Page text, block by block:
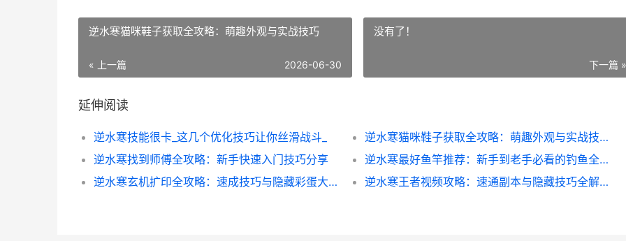
逆水寒猫咪鞋子获取全攻略：萌趣外观与实战技巧
« 上一篇 2026-06-30
没有了！
下一篇 »
延伸阅读
逆水寒技能很卡_这几个优化技巧让你丝滑战斗_
逆水寒猫咪鞋子获取全攻略：萌趣外观与实战技巧
逆水寒找到师傅全攻略：新手快速入门技巧分享
逆水寒最好鱼竿推荐：新手到老手必看的钓鱼全攻略
逆水寒玄机扩印全攻略：速成技巧与隐藏彩蛋大揭秘
逆水寒王者视频攻略：速通副本与隐藏技巧全解析